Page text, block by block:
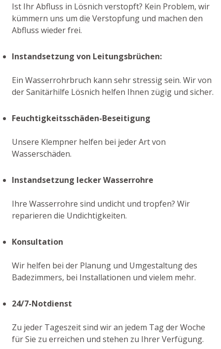
Ist Ihr Abfluss in Lösnich verstopft? Kein Problem, wir
kümmern uns um die Verstopfung und machen den
Abfluss wieder frei.
Instandsetzung von Leitungsbrüchen:
Ein Wasserrohrbruch kann sehr stressig sein. Wir von
der Sanitärhilfe Lösnich helfen Ihnen zügig und sicher.
Feuchtigkeitsschäden-Beseitigung
Unsere Klempner helfen bei jeder Art von
Wasserschäden.
Instandsetzung lecker Wasserrohre
Ihre Wasserrohre sind undicht und tropfen? Wir
reparieren die Undichtigkeiten.
Konsultation
Wir helfen bei der Planung und Umgestaltung des
Badezimmers, bei Installationen und vielem mehr.
24/7-Notdienst
Zu jeder Tageszeit sind wir an jedem Tag der Woche
für Sie zu erreichen und stehen zu Ihrer Verfügung.